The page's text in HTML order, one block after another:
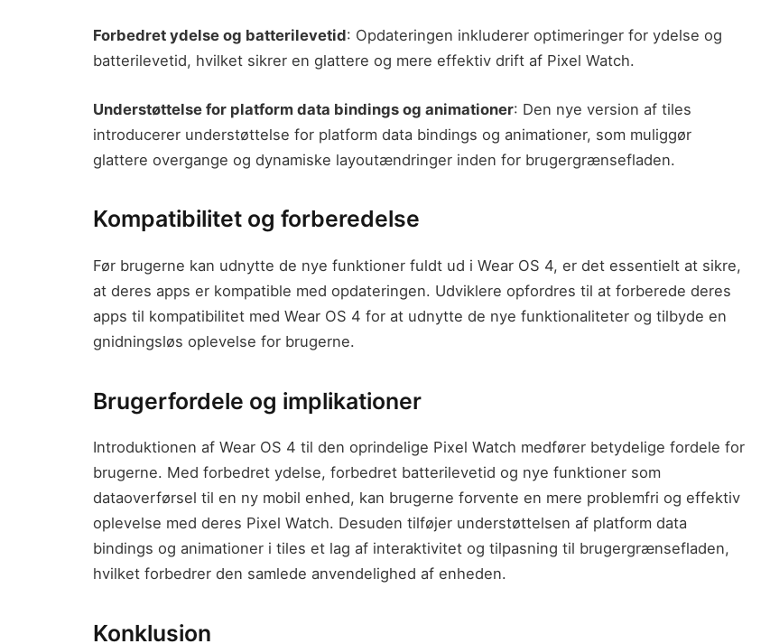
Forbedret ydelse og batterilevetid: Opdateringen inkluderer optimeringer for ydelse og
batterilevetid, hvilket sikrer en glattere og mere effektiv drift af Pixel Watch.
Understøttelse for platform data bindings og animationer: Den nye version af tiles
introducerer understøttelse for platform data bindings og animationer, som muliggør
glattere overgange og dynamiske layoutændringer inden for brugergrænsefladen.
Kompatibilitet og forberedelse
Før brugerne kan udnytte de nye funktioner fuldt ud i Wear OS 4, er det essentielt at sikre,
at deres apps er kompatible med opdateringen. Udviklere opfordres til at forberede deres
apps til kompatibilitet med Wear OS 4 for at udnytte de nye funktionaliteter og tilbyde en
gnidningsløs oplevelse for brugerne.
Brugerfordele og implikationer
Introduktionen af Wear OS 4 til den oprindelige Pixel Watch medfører betydelige fordele for
brugerne. Med forbedret ydelse, forbedret batterilevetid og nye funktioner som
dataoverførsel til en ny mobil enhed, kan brugerne forvente en mere problemfri og effektiv
oplevelse med deres Pixel Watch. Desuden tilføjer understøttelsen af platform data
bindings og animationer i tiles et lag af interaktivitet og tilpasning til brugergrænsefladen,
hvilket forbedrer den samlede anvendelighed af enheden.
Konklusion